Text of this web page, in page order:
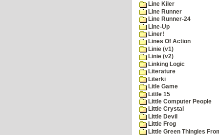
Line Kiler
Line Runner
Line Runner-24
Line-Up
Liner!
Lines Of Action
Linie (v1)
Linie (v2)
Linking Logic
Literature
Literki
Litle Game
Little 15
Little Computer People
Little Crystal
Little Devil
Little Frog
Little Green Thingies